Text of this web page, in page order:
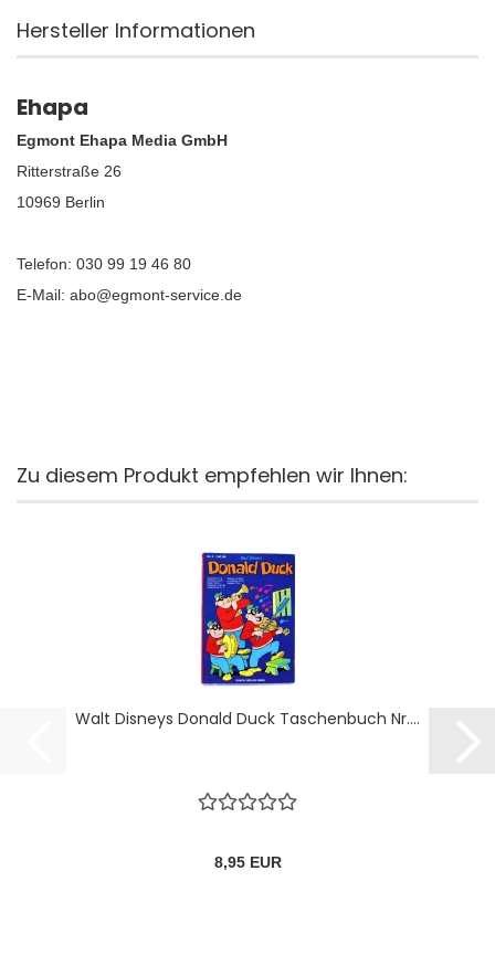
Hersteller Informationen
Ehapa
Egmont Ehapa Media GmbH
Ritterstraße 26
10969 Berlin
Telefon: 030 99 19 46 80
E-Mail: abo@egmont-service.de
Zu diesem Produkt empfehlen wir Ihnen:
Walt Disneys Donald Duck Taschenbuch Nr....
8,95 EUR